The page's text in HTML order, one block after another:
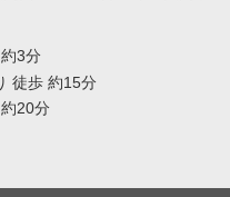
3分
徒歩 約15分
20分